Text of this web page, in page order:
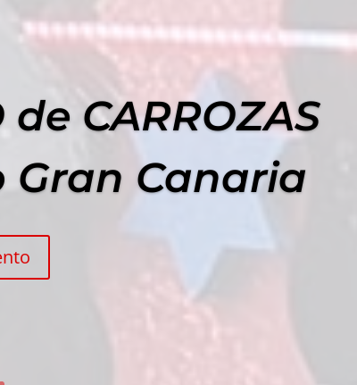
de CARROZAS
Gran Canaria